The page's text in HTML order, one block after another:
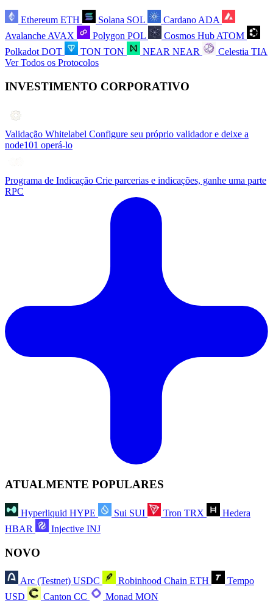
Ethereum ETH Solana SOL Cardano ADA
Avalanche AVAX Polygon POL Cosmos Hub ATOM
Polkadot DOT TON TON NEAR NEAR Celestia TIA
Ver Todos os Protocolos
INVESTIMENTO CORPORATIVO
Validação Whitelabel Configure seu próprio validador e deixe a
node101 operá-lo
Programa de Indicação Crie parcerias e indicações, ganhe uma parte
RPC
ATUALMENTE POPULARES
Hyperliquid HYPE Sui SUI Tron TRX
Hedera
HBAR
Injective INJ
NOVO
Arc (Testnet) USDC Robinhood Chain ETH
Tempo
USD
Canton CC Monad MON